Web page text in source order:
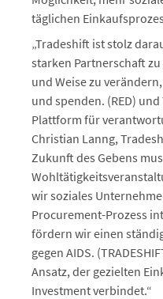
täglichen
„Tradeshift ist stolz
starken Partnerschaft
und Weise zu
und spenden. (RED)
Plattform für
Christian Lanng,
Zukunft des Gebens
wir soziales
Procurement-Prozess
fördern wir einen
gegen AIDS.
Ansatz, der gezielten
Investment verbindet.“